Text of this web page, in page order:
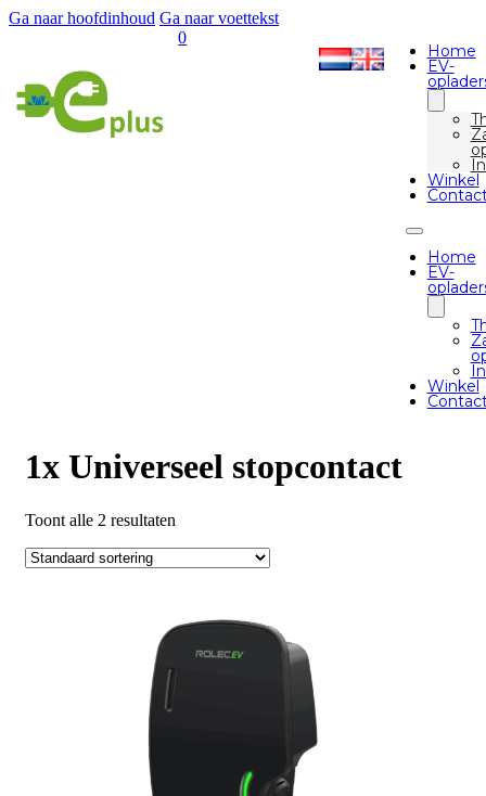
Ga naar hoofdinhoud Ga naar voettekst
0
Home
EV-
Winkel
Home
EV-
Winkel
1x Universeel stopcontact
Toont alle 2 resultaten